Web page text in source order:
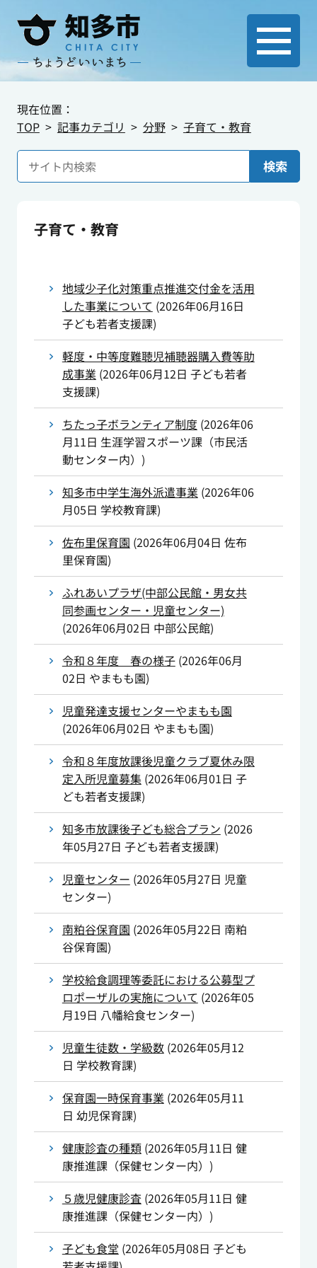
現在位置：
TOP
記事カテゴリ 分野 子育て・教育
検索
子育て・教育
地域少子化対策重点推進交付金を活用
した事業について (2026年06月16日
子ども若者支援課)
軽度・中等度難聴児補聴器購入費等助
成事業 (2026年06月12日 子ども若者
支援課)
ちたっ子ボランティア制度 (2026年06
月11日 生涯学習スポーツ課（市民活
動センター内） )
知多市中学生海外派遣事業 (2026年06
月05日 学校教育課)
佐布里保育園 (2026年06月04日 佐布
里保育園)
ふれあいプラザ(中部公民館・男女共
同参画センター・児童センター)
(2026年06月02日 中部公民館)
令和８年度 春の様子(2026年06月
02日 やまもも園)
児童発達支援センターやまもも園
(2026年06月02日 やまもも園)
令和８年度放課後児童クラブ夏休み限
定入所児童募集(2026年06月01日 子
ども若者支援課)
知多市放課後子ども総合プラン (2026
年05月27日 子ども若者支援課)
児童センター (2026年05月27日 児童
センター)
南粕谷保育園 (2026年05月22日 南粕
谷保育園)
学校給食調理等委託における公募型プ
ロポーザルの実施について (2026年05
月19日 八幡給食センター)
児童生徒数・学級数(2026年05月12
日 学校教育課)
保育園一時保育事業 (2026年05月11
日 幼児保育課)
健康診査の種類(2026年05月11日 健
康推進課（保健センター内） )
５歳児健康診査(2026年05月11日 健
康推進課（保健センター内） )
子ども食堂 (2026年05月08日 子ども